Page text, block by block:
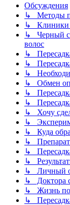
Обсуждения
↳ Методы
↳ Клиники
↳ Черный
волос
↳
↳
↳
↳ Обмен
↳
↳
↳ Хочу
↳
↳ Куда
↳
↳
↳
↳ Личный
↳ Доктора
↳ Жизнь
↳